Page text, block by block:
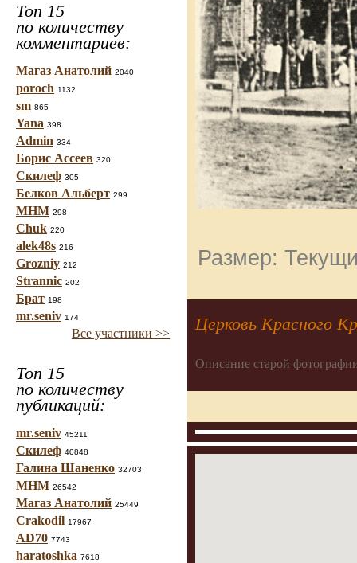
Топ 15
по количеству
комментариев:
Магаз Анатолий 2040
poroch 1132
sm 865
Yana 398
Admin 334
Борис Ассеев 320
Скилеф 305
Белков Альберт 299
МНМ 298
Chuk 220
alek48s 216
Grozniy 212
Strannic 202
Брат 198
mr.seniv 174
Все участники >>
Топ 15
по количеству
публикаций:
mr.seniv 45211
Скилеф 40848
Галина Шаненко 32703
МНМ 26542
Магаз Анатолий 25449
Crakodil 17967
AD70 7743
haratoshka 7618
Размер:
Церковь Красного
Описание старой